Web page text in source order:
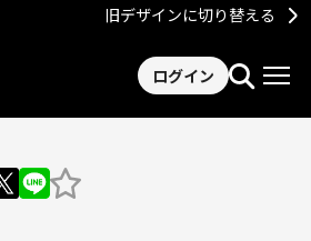
旧デザインに切り替える
ログイン